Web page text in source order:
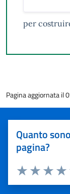
per
Pagina aggiornata il
Quanto
pagina?
Valuta
Valuta 2
Valuta 1 stelle